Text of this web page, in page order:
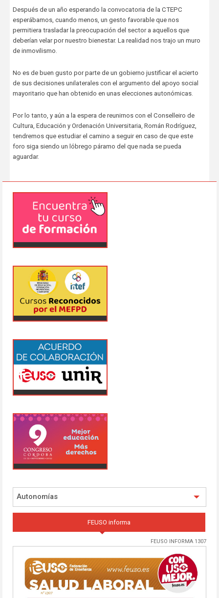
Después de un año esperando la convocatoria de la CTEPC
esperábamos, cuando menos, un gesto favorable que nos
permitiera trasladar la preocupación del sector a aquellos que
deberían velar por nuestro bienestar. La realidad nos trajo un muro
de inmovilismo.
No es de buen gusto por parte de un gobierno justificar el acierto
de sus decisiones unilaterales con el argumento del apoyo social
mayoritario que han obtenido en unas elecciones autonómicas.
Por lo tanto, y aún a la espera de reunirnos con el Conselleiro de
Cultura, Educación y Ordenación Universitaria, Román Rodríguez,
tendremos que estudiar el camino a seguir en caso de que este
foro siga siendo un lóbrego páramo del que nada se pueda
aguardar.
Autonomías
FEUSO informa
FEUSO INFORMA 1307